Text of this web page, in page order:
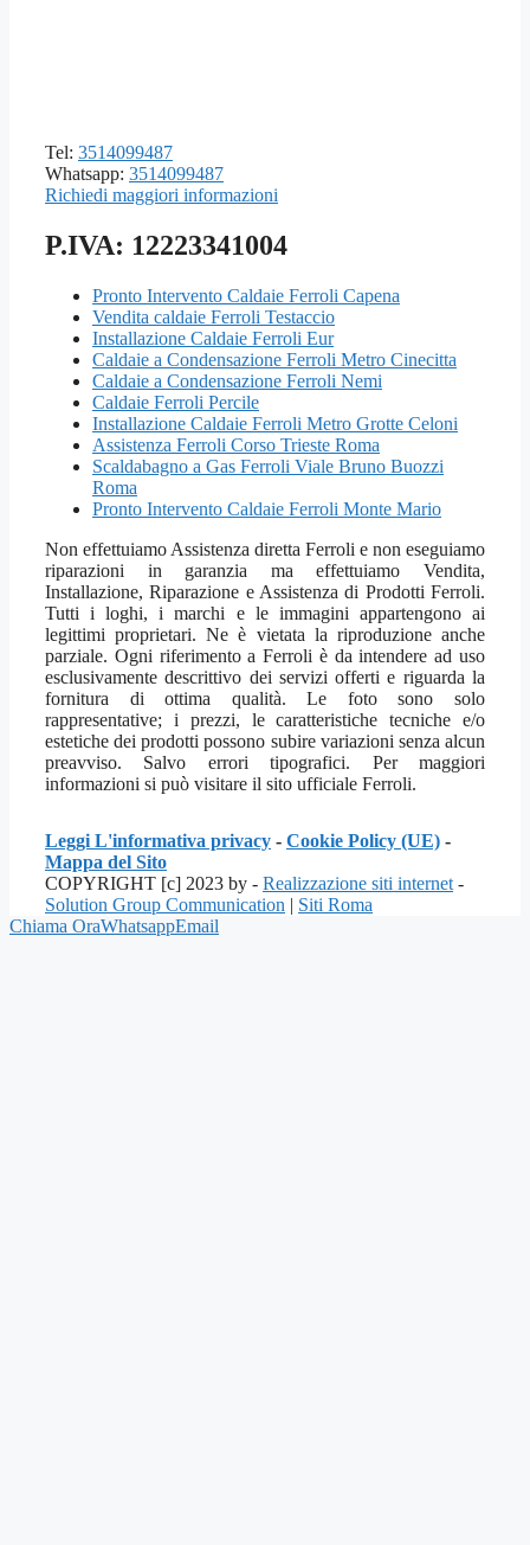
Tel: 3514099487
Whatsapp: 3514099487
Richiedi maggiori informazioni
P.IVA: 12223341004
Pronto Intervento Caldaie Ferroli Capena
Vendita caldaie Ferroli Testaccio
Installazione Caldaie Ferroli Eur
Caldaie a Condensazione Ferroli Metro Cinecitta
Caldaie a Condensazione Ferroli Nemi
Caldaie Ferroli Percile
Installazione Caldaie Ferroli Metro Grotte Celoni
Assistenza Ferroli Corso Trieste Roma
Scaldabagno a Gas Ferroli Viale Bruno Buozzi
Roma
Pronto Intervento Caldaie Ferroli Monte Mario
Non effettuiamo Assistenza diretta Ferroli e non eseguiamo
riparazioni in garanzia ma effettuiamo Vendita,
Installazione, Riparazione e Assistenza di Prodotti Ferroli.
Tutti i loghi, i marchi e le immagini appartengono ai
legittimi proprietari. Ne è vietata la riproduzione anche
parziale. Ogni riferimento a Ferroli è da intendere ad uso
esclusivamente descrittivo dei servizi offerti e riguarda la
fornitura di ottima qualità. Le foto sono solo
rappresentative; i prezzi, le caratteristiche tecniche e/o
estetiche dei prodotti possono subire variazioni senza alcun
preavviso. Salvo errori tipografici. Per maggiori
informazioni si può visitare il sito ufficiale Ferroli.
Leggi L'informativa privacy - Cookie Policy (UE) -
Mappa del Sito
COPYRIGHT [c] 2023 by - Realizzazione siti internet -
Solution Group Communication | Siti Roma
Chiama OraWhatsappEmail